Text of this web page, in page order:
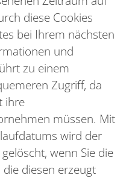
diese Cookies
bei Ihrem nächsten
und
zu einem
Zugriff, da
ihre
müssen. Mit
wird der
wenn Sie die
diesen erzeugt